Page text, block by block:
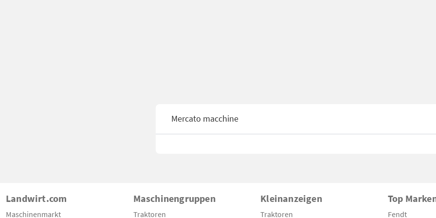
Mercato macchine
Landwirt.com
Maschinenmarkt
Maschinengruppen
Traktoren
Kleinanzeigen
Traktoren
Top
Fendt